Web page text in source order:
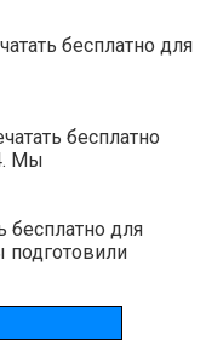
бесплатно для
бесплатно
Мы
бесплатно для
подготовили